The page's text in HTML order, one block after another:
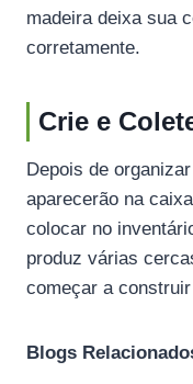
madeira deixa sua
corretamente.
Crie e
Depois de
aparecerão na
colocar no
produz várias
começar a
Blogs